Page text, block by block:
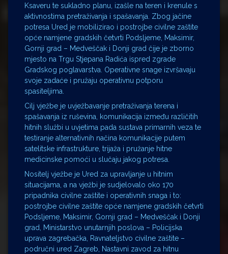
Ksaveru te sukladno planu, izašle na teren i krenule s
aktivnostima pretraživanja i spašavanja. Zbog jačine
potresa Ured je mobilizirao i postrojbe civilne zaštite
opće namjene gradskih četvrti Podsljeme, Maksimir,
Gornji grad – Medveščak i Donji grad čije je zborno
mjesto na Trgu Stjepana Radića ispred zgrade
Gradskog poglavarstva. Operativne snage izvršavaju
svoje zadaće i pružaju operativnu potporu
spasiteljima.
Cilj vježbe je uvježbavanje pretraživanja terena i
spašavanja iz ruševina, komunikacija između različitih
hitnih službi u uvjetima pada sustava primarnih veza te
testiranje alternativnih načina komunikacije putem
satelitske infrastrukture, trijaža i pružanje hitne
medicinske pomoći u slučaju jakog potresa.
Nositelj vježbe je Ured za upravljanje u hitnim
situacijama, a na vježbi je sudjelovalo oko 170
pripadnika civilne zaštite i operativnih snaga i to:
postrojbe civilne zaštite opće namjene gradskih četvrti
Podsljeme, Maksimir, Gornji grad – Medveščak i Donji
grad, Ministarstvo unutarnjih poslova – Policijska
uprava zagrebačka, Ravnateljstvo civilne zaštite –
područni ured Zagreb, Nastavni zavod za hitnu